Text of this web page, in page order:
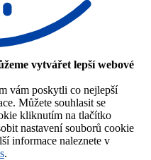
vytvářet lepší webové
vám poskytli co nejlepší
Můžete souhlasit se
kliknutím na tlačítko
nastavení souborů cookie
informace naleznete v
.